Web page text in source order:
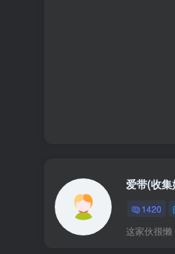
爱带(收
1420
这家伙很